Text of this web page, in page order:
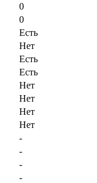
0
0
Есть
Нет
Есть
Есть
Нет
Нет
Нет
Нет
-
-
-
-